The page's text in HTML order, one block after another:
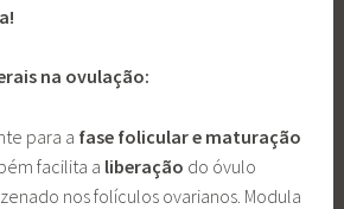
na ovulação:
para a fase folicular e maturação
facilita a liberação do óvulo
nos folículos ovarianos. Modula